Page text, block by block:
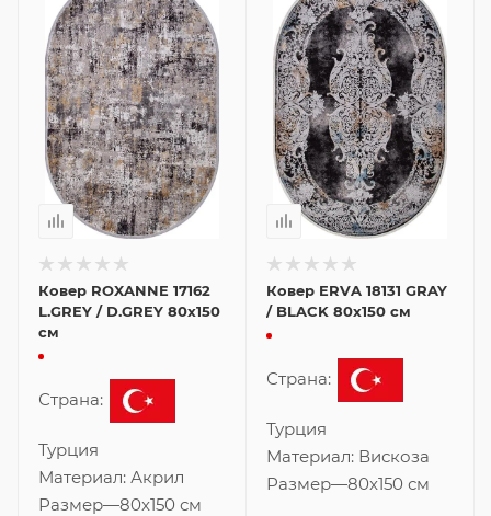
Ковер ROXANNE 17162
L.GREY / D.GREY 80x150
см
Страна:
Турция
Материал: Акрил
Размер—80x150 см
Ковер ERVA 18131 GRAY
/ BLACK 80x150 см
Страна:
Турция
Материал: Вискоза
Размер—80x150 см